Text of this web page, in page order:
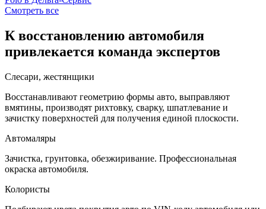
Смотреть все
К восстановлению автомобиля
привлекается команда экспертов
Слесари, жестянщики
Восстанавливают геометрию формы авто, выправляют
вмятины, производят рихтовку, сварку, шпатлевание и
зачистку поверхностей для получения единой плоскости.
Автомаляры
Зачистка, грунтовка, обезжиривание. Профессиональная
окраска автомобиля.
Колористы